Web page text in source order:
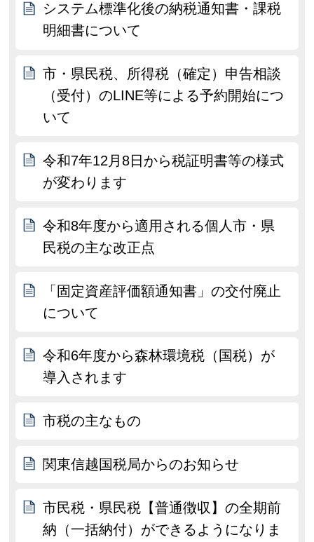
システム標準化後の納税通知書・課税
明細書について
市・県民税、所得税（確定）申告相談
（受付）のLINE等による予約開始につ
いて
令和7年12月8日から税証明書等の様式
が変わります
令和8年度から適用される個人市・県
民税の主な改正点
「固定資産評価額通知書」の交付廃止
について
令和6年度から森林環境税（国税）が
導入されます
市税の主なもの
関東信越国税局からのお知らせ
市民税・県民税【普通徴収】の全期前
納（一括納付）ができるようになりま